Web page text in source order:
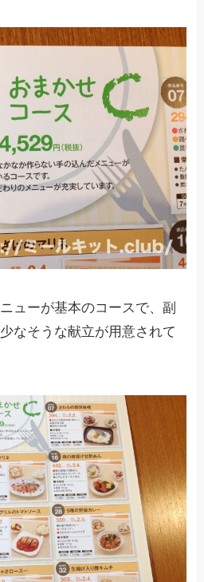
ューが基本のコースで、副
なそうな献立が用意されて